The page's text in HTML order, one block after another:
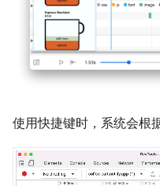
使用快捷键时，系统会根